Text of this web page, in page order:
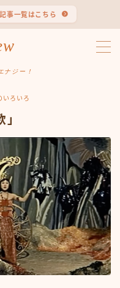
事一覧はこちら
ナジー！
いろいろ